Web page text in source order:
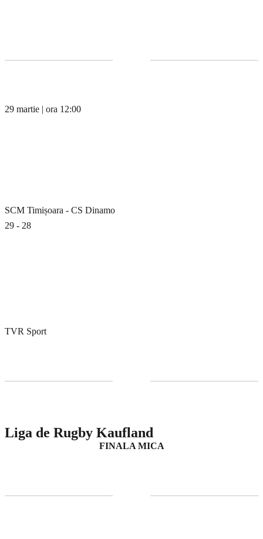
29 martie | ora 12:00
SCM Timișoara - CS Dinamo
29 - 28
TVR Sport
Liga de Rugby Kaufland
FINALA MICA